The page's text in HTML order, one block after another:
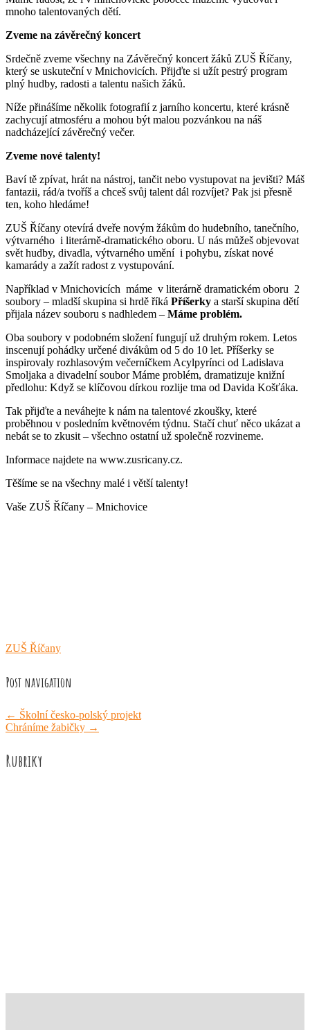
mnoho talentovaných dětí.
Zveme na závěrečný koncert
Srdečně zveme všechny na Závěrečný koncert žáků ZUŠ Říčany,
který se uskuteční v Mnichovicích. Přijďte si užít pestrý program
plný hudby, radosti a talentu našich žáků.
Níže přinášíme několik fotografií z jarního koncertu, které krásně
zachycují atmosféru a mohou být malou pozvánkou na náš
nadcházející závěrečný večer.
Zveme nové talenty!
Baví tě zpívat, hrát na nástroj, tančit nebo vystupovat na jevišti? Máš
fantazii, rád/a tvoříš a chceš svůj talent dál rozvíjet? Pak jsi přesně
ten, koho hledáme!
ZUŠ Říčany otevírá dveře novým žákům do hudebního, tanečního,
výtvarného i literárně-dramatického oboru. U nás můžeš objevovat
svět hudby, divadla, výtvarného umění i pohybu, získat nové
kamarády a zažít radost z vystupování.
Například v Mnichovicích máme v literárně dramatickém oboru 2
soubory – mladší skupina si hrdě říká Příšerky a starší skupina dětí
přijala název souboru s nadhledem – Máme problém.
Oba soubory v podobném složení fungují už druhým rokem. Letos
inscenují pohádky určené divákům od 5 do 10 let. Příšerky se
inspirovaly rozhlasovým večerníčkem Acylpyrínci od Ladislava
Smoljaka a divadelní soubor Máme problém, dramatizuje knižní
předlohu: Když se klíčovou dírkou rozlije tma od Davida Košťáka.
Tak přijďte a neváhejte k nám na talentové zkoušky, které
proběhnou v posledním květnovém týdnu. Stačí chuť něco ukázat a
nebát se to zkusit – všechno ostatní už společně rozvineme.
Informace najdete na www.zusricany.cz.
Těšíme se na všechny malé i větší talenty!
Vaše ZUŠ Říčany – Mnichovice
ZUŠ Říčany
Post navigation
← Školní česko-polský projekt
Chráníme žabičky →
Rubriky